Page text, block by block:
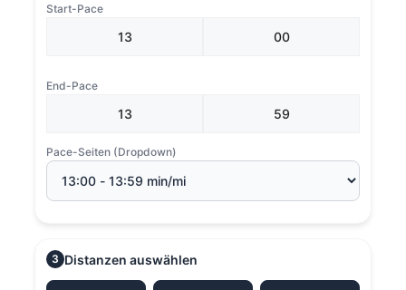
Start-Pace
End-Pace
Pace-Seiten (Dropdown)
3 Distanzen auswählen